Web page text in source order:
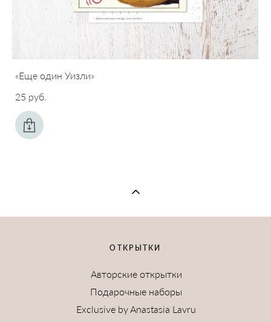
«Еще один Уизли»
25 pуб.
ОТКРЫТКИ
Авторские открытки
Подарочные наборы
Exclusive by Anastasia Lavru